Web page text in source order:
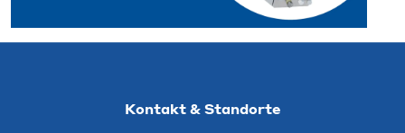
Kontakt & Standorte